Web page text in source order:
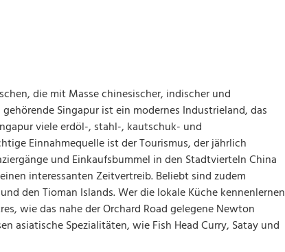
die mit Masse chinesischer, indischer und
Singapur ist ein modernes Industrieland, das
viele erdöl-, stahl-, kautschuk- und
Einnahmequelle ist der Tourismus, der jährlich
und Einkaufsbummel in den Stadtvierteln China
interessanten Zeitvertreib. Beliebt sind zudem
den Tioman Islands. Wer die lokale Küche kennenlernen
wie das nahe der Orchard Road gelegene Newton
asiatische Spezialitäten, wie Fish Head Curry, Satay und